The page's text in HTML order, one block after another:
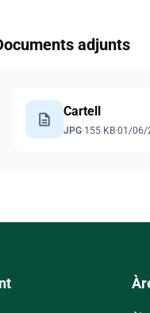
adjunts
description Cartell
JPG·155 KB·01/06/